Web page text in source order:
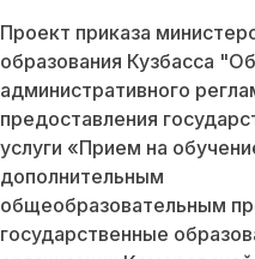
Проект приказа
образования Кузбасса
административного
предоставления
услуги «Прием на
дополнительным
общеобразовательным
государственные